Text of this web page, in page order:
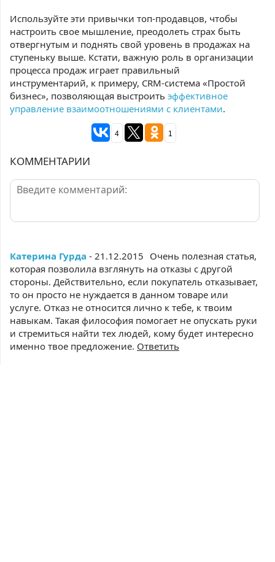
Используйте эти привычки топ-продавцов, чтобы
настроить свое мышление, преодолеть страх быть
отвергнутым и поднять свой уровень в продажах на
ступеньку выше. Кстати, важную роль в организации
процесса продаж играет правильный
инструментарий, к примеру, CRM-система «Простой
бизнес», позволяющая выстроить эффективное
управление взаимоотношениями с клиентами.
4 1
КОММЕНТАРИИ
Катерина Гурда - 21.12.2015 Очень полезная статья,
которая позволила взглянуть на отказы с другой
стороны. Действительно, если покупатель отказывает,
то он просто не нуждается в данном товаре или
услуге. Отказ не относится лично к тебе, к твоим
навыкам. Такая философия помогает не опускать руки
и стремиться найти тех людей, кому будет интересно
именно твое предложение. Ответить